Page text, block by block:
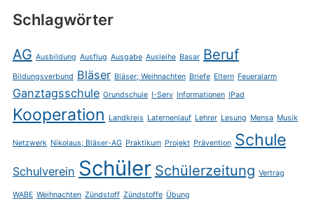
Schlagwörter
AG Ausbildung Ausflug Ausgabe Ausleihe Basar Beruf
Bildungsverbund Bläser Bläser; Weihnachten Briefe Eltern Feueralarm
Ganztagsschule Grundschule I-Serv Informationen IPad
Kooperation Landkreis Laternenlauf Lehrer Lesung Mensa Musik
Netzwerk Nikolaus; Bläser-AG Praktikum Projekt Prävention Schule
Schulverein Schüler Schülerzeitung Vertrag
WABE Weihnachten Zündstoff Zündstoffe Übung